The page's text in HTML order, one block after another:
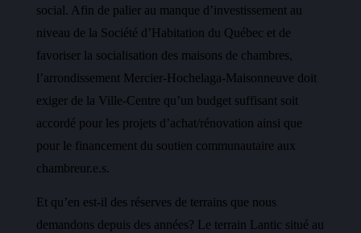
social. Afin de palier au manque d’investissement au
niveau de la Société d’Habitation du Québec et de
favoriser la socialisation des maisons de chambres,
l’arrondissement Mercier-Hochelaga-Maisonneuve doit
exiger de la Ville-Centre qu’un budget suffisant soit
accordé pour les projets d’achat/rénovation ainsi que
pour le financement du soutien communautaire aux
chambreur.e.s.
Et qu’en est-il des réserves de terrains que nous
demandons depuis des années? Le terrain Lantic situé au